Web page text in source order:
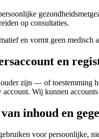
op consultaties.
en vormt geen medisch
en
zijn — of toestemming
Wij kunnen
inhoud en
voor persoonlijke,